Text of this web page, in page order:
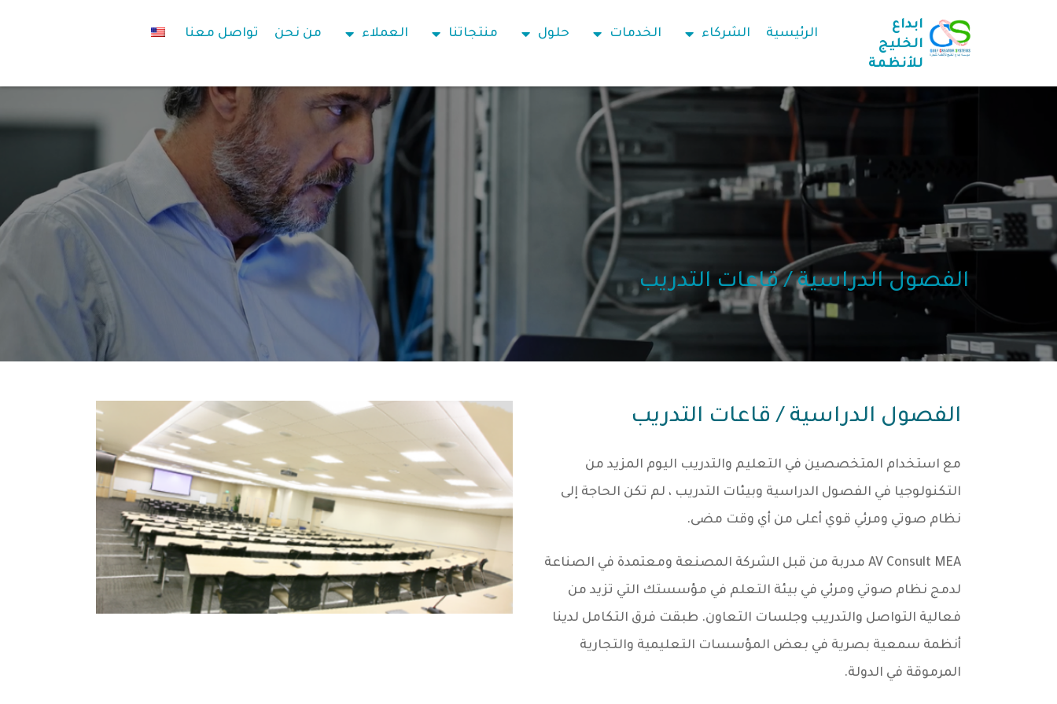
ابداع
الخليج
للأنظمة
الرئيسية الشركاء الخدمات حلول منتجاتنا العملاء من نحن تواصل معنا
الفصول الدراسية / قاعات التدريب
الفصول الدراسية / قاعات التدريب
مع استخدام المتخصصين في التعليم والتدريب اليوم المزيد من
التكنولوجيا في الفصول الدراسية وبيئات التدريب ، لم تكن الحاجة إلى
نظام صوتي ومرئي قوي أعلى من أي وقت مضى.
AV Consult MEA مدربة من قبل الشركة المصنعة ومعتمدة في الصناعة
لدمج نظام صوتي ومرئي في بيئة التعلم في مؤسستك التي تزيد من
فعالية التواصل والتدريب وجلسات التعاون. طبقت فرق التكامل لدينا
أنظمة سمعية بصرية في بعض المؤسسات التعليمية والتجارية
المرموقة في الدولة.